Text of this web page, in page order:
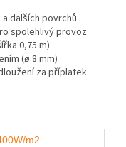
dalších povrchů
spolehlivý provoz
0,75 m)
(ø 8 mm)
za příplatek
m2